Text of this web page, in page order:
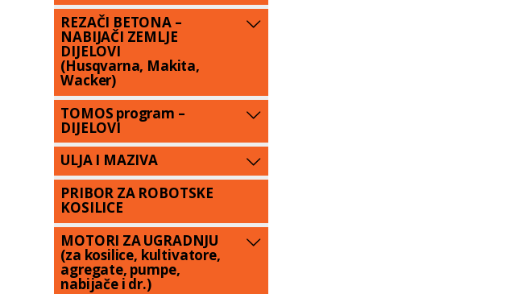
REZAČI BETONA –
NABIJAČI ZEMLJE
DIJELOVI
(Husqvarna, Makita,
Wacker)
TOMOS program –
DIJELOVI
ULJA I MAZIVA
PRIBOR ZA ROBOTSKE
KOSILICE
MOTORI ZA UGRADNJU
(za kosilice, kultivatore,
agregate, pumpe,
nabijače i dr.)